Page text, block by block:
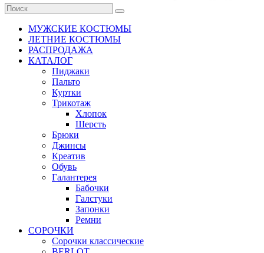
МУЖСКИЕ КОСТЮМЫ
ЛЕТНИЕ КОСТЮМЫ
РАСПРОДАЖА
КАТАЛОГ
Пиджаки
Пальто
Куртки
Трикотаж
Хлопок
Шерсть
Брюки
Джинсы
Креатив
Обувь
Галантерея
Бабочки
Галстуки
Запонки
Ремни
СОРОЧКИ
Сорочки классические